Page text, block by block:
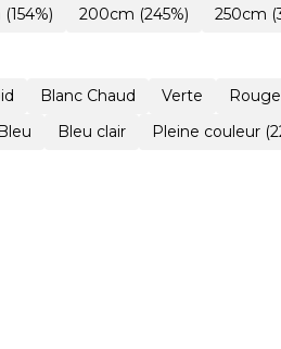
200cm (245%) 250cm
Blanc Chaud Verte Rouge
Bleu Bleu clair Pleine couleur